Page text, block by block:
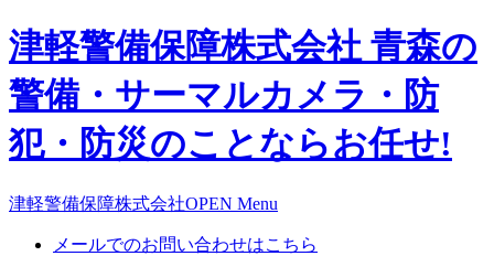
津軽警備保障株式会社 青森の
警備・サーマルカメラ・防
犯・防災のことならお任せ!
津軽警備保障株式会社OPEN Menu
メールでのお問い合わせはこちら